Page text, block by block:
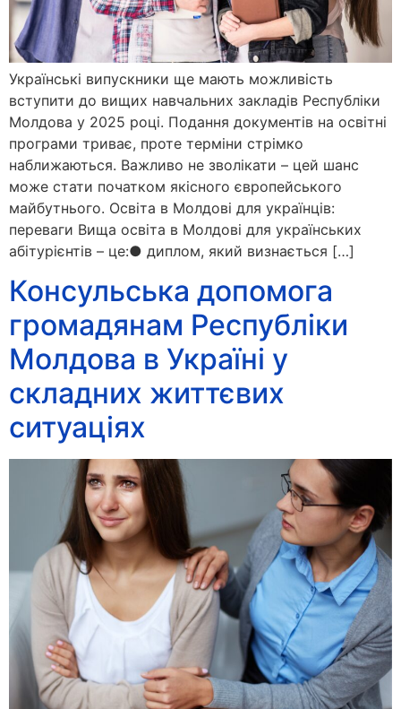
Українські випускники ще мають можливість
вступити до вищих навчальних закладів Республіки
Молдова у 2025 році. Подання документів на освітні
програми триває, проте терміни стрімко
наближаються. Важливо не зволікати – цей шанс
може стати початком якісного європейського
майбутнього. Освіта в Молдові для українців:
переваги Вища освіта в Молдові для українських
абітурієнтів – це:● диплом, який визнається […]
Консульська допомога
громадянам Республіки
Молдова в Україні у
складних життєвих
ситуаціях